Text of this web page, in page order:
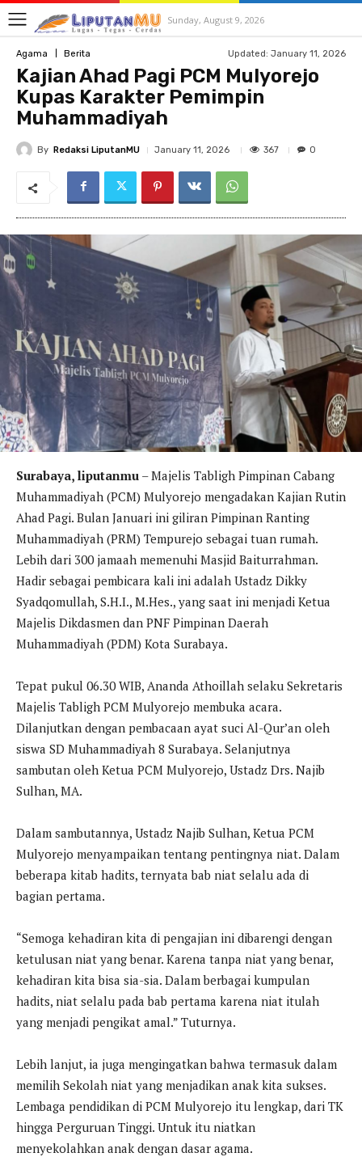
Sunday, August 9, 2026
Agama Berita Updated: January 11, 2026
Kajian Ahad Pagi PCM Mulyorejo
Kupas Karakter Pemimpin
Muhammadiyah
By Redaksi LiputanMU January 11, 2026 367 0
Surabaya, liputanmu – Majelis Tabligh Pimpinan Cabang
Muhammadiyah (PCM) Mulyorejo mengadakan Kajian Rutin
Ahad Pagi. Bulan Januari ini giliran Pimpinan Ranting
Muhammadiyah (PRM) Tempurejo sebagai tuan rumah.
Lebih dari 300 jamaah memenuhi Masjid Baiturrahman.
Hadir sebagai pembicara kali ini adalah Ustadz Dikky
Syadqomullah, S.H.I., M.Hes., yang saat ini menjadi Ketua
Majelis Dikdasmen dan PNF Pimpinan Daerah
Muhammadiyah (PDM) Kota Surabaya.
Tepat pukul 06.30 WIB, Ananda Athoillah selaku Sekretaris
Majelis Tabligh PCM Mulyorejo membuka acara.
Dilanjutkan dengan pembacaan ayat suci Al-Qur’an oleh
siswa SD Muhammadiyah 8 Surabaya. Selanjutnya
sambutan oleh Ketua PCM Mulyorejo, Ustadz Drs. Najib
Sulhan, MA.
Dalam sambutannya, Ustadz Najib Sulhan, Ketua PCM
Mulyorejo menyampaikan tentang pentingnya niat. Dalam
beberapa kitab hadits, ternyata bab niat selalu ada di
bagian pertama.
“Semoga kehadiran kita di pengajian ini dibarengi dengan
ketulusan niat yang benar. Karena tanpa niat yang benar,
kehadiran kita bisa sia-sia. Dalam berbagai kumpulan
hadits, niat selalu pada bab pertama karena niat itulah
yang menjadi pengikat amal.” Tuturnya.
Lebih lanjut, ia juga mengingatkan bahwa termasuk dalam
memilih Sekolah niat yang menjadikan anak kita sukses.
Lembaga pendidikan di PCM Mulyorejo itu lengkap, dari TK
hingga Perguruan Tinggi. Untuk itu niatkan
menyekolahkan anak dengan dasar agama.